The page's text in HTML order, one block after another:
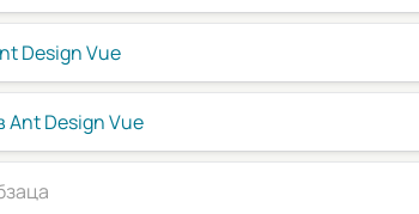
Design Vue
Ant Design Vue